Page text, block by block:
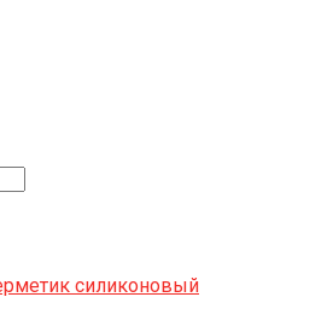
силиконовый